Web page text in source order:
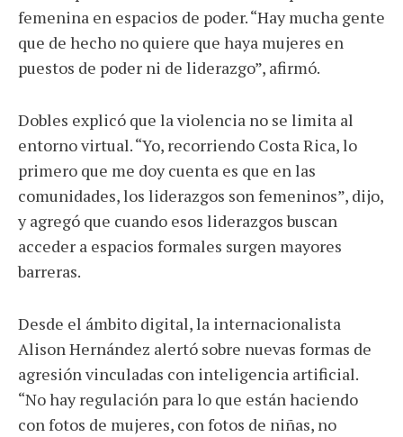
femenina en espacios de poder. “Hay mucha gente
que de hecho no quiere que haya mujeres en
puestos de poder ni de liderazgo”, afirmó.
Dobles explicó que la violencia no se limita al
entorno virtual. “Yo, recorriendo Costa Rica, lo
primero que me doy cuenta es que en las
comunidades, los liderazgos son femeninos”, dijo,
y agregó que cuando esos liderazgos buscan
acceder a espacios formales surgen mayores
barreras.
Desde el ámbito digital, la internacionalista
Alison Hernández alertó sobre nuevas formas de
agresión vinculadas con inteligencia artificial.
“No hay regulación para lo que están haciendo
con fotos de mujeres, con fotos de niñas, no